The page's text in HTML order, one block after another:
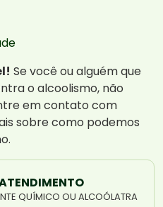
Se você ou alguém que
o alcoolismo, não
em contato com
sobre como podemos
QUÍMICO OU ALCOÓLATRA